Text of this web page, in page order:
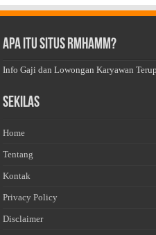
Apa Itu Situs Rmhamm?
Info Gaji dan Lowongan Karyawan
Sekilas
Home
Tentang
Kontak
Privacy Policy
Disclaimer